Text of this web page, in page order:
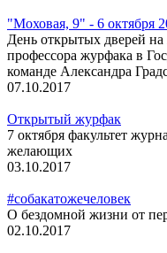
"Моховая, 9" - 6 октября
День открытых дверей
профессора журфака в
команде Александра
07.10.2017
Открытый журфак
7 октября факультет
желающих
03.10.2017
#собакатожечеловек
О бездомной жизни от
02.10.2017